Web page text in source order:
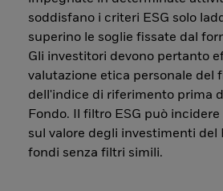
soddisfano i criteri ESG solo
superino le soglie fissate dal
Gli investitori devono pertanto
valutazione etica personale del
dell'indice di riferimento prima
Fondo. Il filtro ESG può
sul valore degli investimenti del
fondi senza filtri simili.